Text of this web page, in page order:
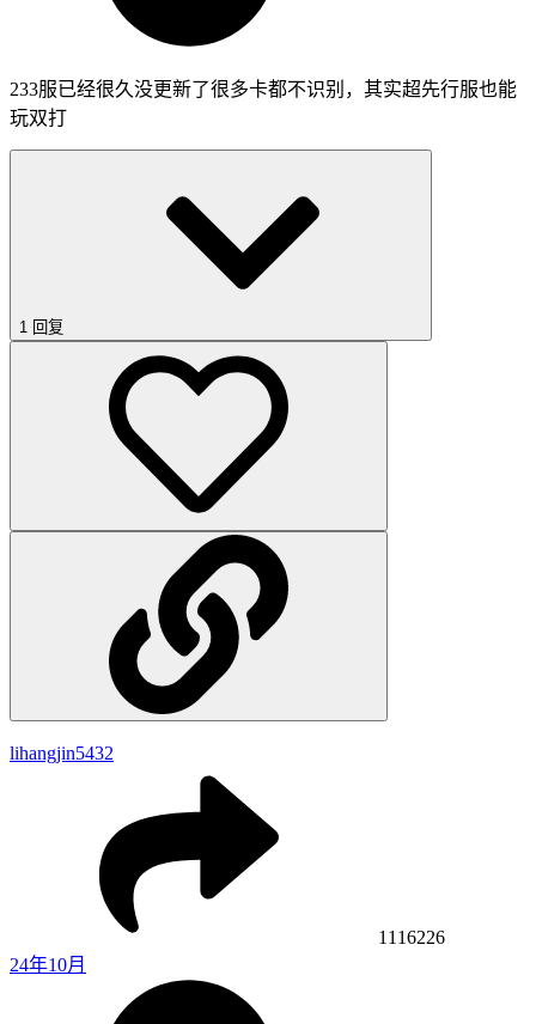
233服已经很久没更新了很多卡都不识别，其实超先行服也能
玩双打
1 回复
lihangjin5432
1116226
24年10月